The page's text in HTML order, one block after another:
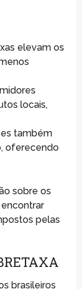
elevam os
locais,
também
oferecendo
sobre os
pelas
brasileiros